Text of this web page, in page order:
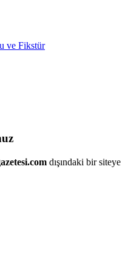
ve Fikstür
dışındaki bir siteye